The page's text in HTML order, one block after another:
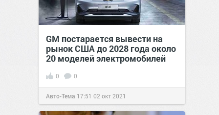
GM постарается вывести на
рынок США до 2028 года около
20 моделей электромобилей
0 0
Авто-Тема 17:51 02 окт 2021